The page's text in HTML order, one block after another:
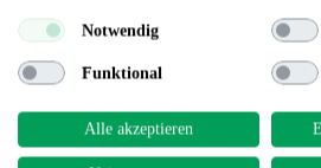
Notwendig
Funktional
Alle akzeptieren